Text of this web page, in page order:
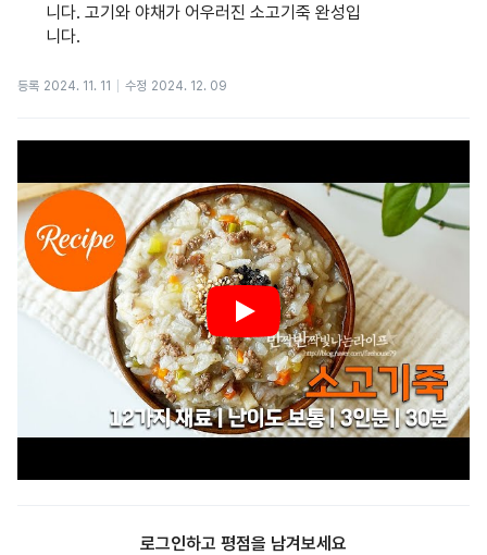
니다. 고기와 야채가 어우러진 소고기죽 완성입
니다.
등록 2024. 11. 11 수정 2024. 12. 09
로그인하고 평점을 남겨보세요